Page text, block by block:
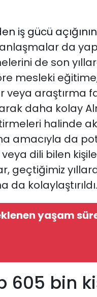
iş gücü
da
de son
mesleki
veya araştırma
daha kolay
halinde
amacıyla da
dili bilen
geçtiğimiz
kolaylaştırıldı.
yaşam
605 bin